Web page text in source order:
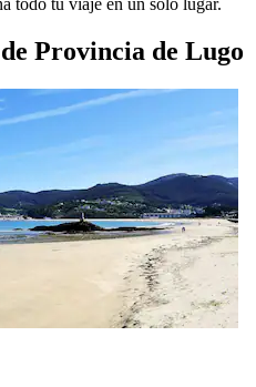
todo tu viaje en un solo lugar.
Provincia de Lugo